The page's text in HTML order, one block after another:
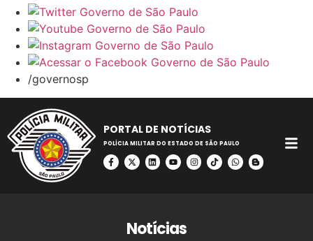
/governosp
PORTAL DE NOTÍCIAS
POLÍCIA MILITAR DO ESTADO DE SÃO PAULO
Notícias